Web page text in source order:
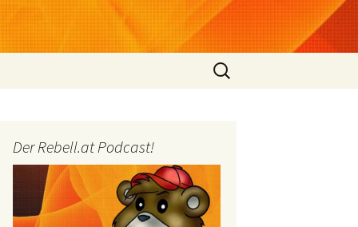
Suchen
nach:
Der Rebell.at Podcast!